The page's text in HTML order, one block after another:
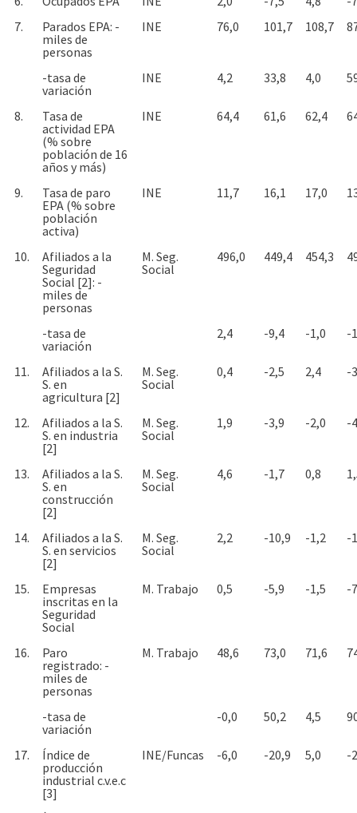
7.
Parados EPA: -
miles de
personas
INE 76,0 101,7 108,7
-tasa de
variación
INE 4,2 33,8 4,0
8.
Tasa de
actividad EPA
(% sobre
población de 16
años y más)
INE 64,4 61,6 62,4
9.
Tasa de paro
EPA (% sobre
población
activa)
INE 11,7 16,1 17,0
10.
Afiliados a la
Seguridad
Social [2]: -
miles de
personas
M. Seg.
Social
496,0 449,4 454,3
-tasa de
variación
2,4 -9,4 -1,0 -
11.
Afiliados a la S.
S. en
agricultura [2]
M. Seg.
Social
0,4 -2,5 2,4 -
12.
Afiliados a la S.
S. en industria
[2]
M. Seg.
Social
1,9 -3,9 -2,0 -
13.
Afiliados a la S.
S. en
construcción
[2]
M. Seg.
Social
4,6 -1,7 0,8
14.
Afiliados a la S.
S. en servicios
[2]
M. Seg.
Social
2,2 -10,9 -1,2 -
15.
Empresas
inscritas en la
Seguridad
Social
M. Trabajo 0,5 -5,9 -1,5 -
16.
Paro
registrado: -
miles de
personas
M. Trabajo 48,6 73,0 71,6
-tasa de
variación
-0,0 50,2 4,5
17.
Índice de
producción
industrial c.v.e.c
[3]
INE/Funcas -6,0 -20,9 5,0 -